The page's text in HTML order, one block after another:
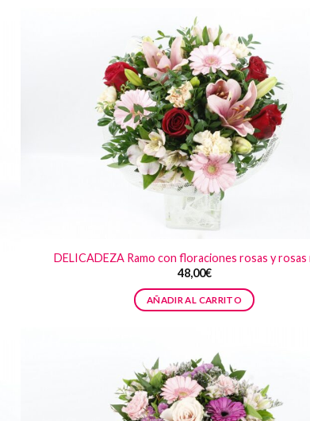
DELICADEZA Ramo con floraciones rosas y rosas
48,00€
AÑADIR AL CARRITO